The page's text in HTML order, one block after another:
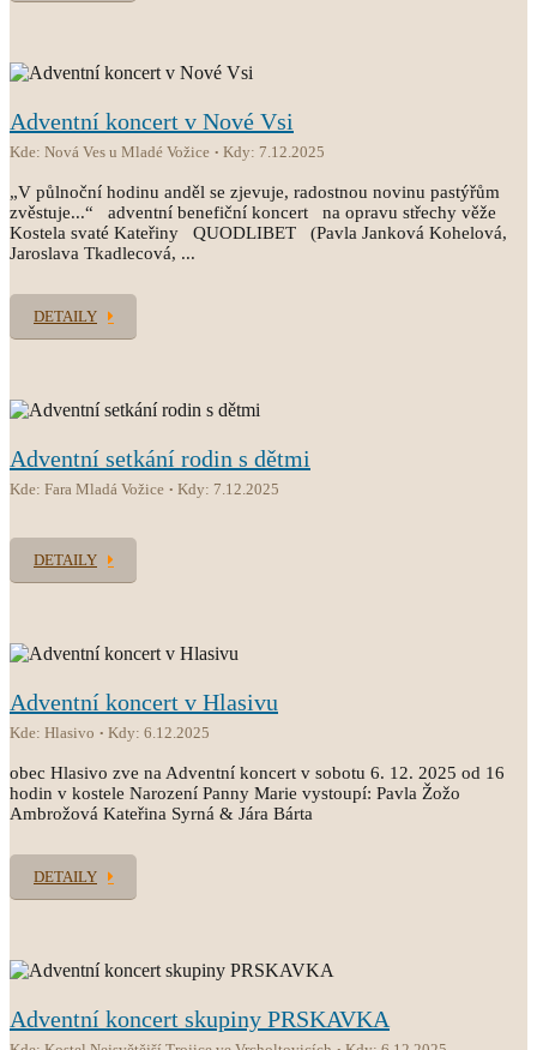
Adventní koncert v Nové Vsi
Kde: Nová Ves u Mladé Vožice Kdy: 7.12.2025
„V půlnoční hodinu anděl se zjevuje, radostnou novinu pastýřům
zvěstuje...“ adventní benefiční koncert na opravu střechy věže
Kostela svaté Kateřiny QUODLIBET (Pavla Janková Kohelová,
Jaroslava Tkadlecová, ...
DETAILY
Adventní setkání rodin s dětmi
Kde: Fara Mladá Vožice Kdy: 7.12.2025
DETAILY
Adventní koncert v Hlasivu
Kde: Hlasivo Kdy: 6.12.2025
obec Hlasivo zve na Adventní koncert v sobotu 6. 12. 2025 od 16
hodin v kostele Narození Panny Marie vystoupí: Pavla Žožo
Ambrožová Kateřina Syrná & Jára Bárta
DETAILY
Adventní koncert skupiny PRSKAVKA